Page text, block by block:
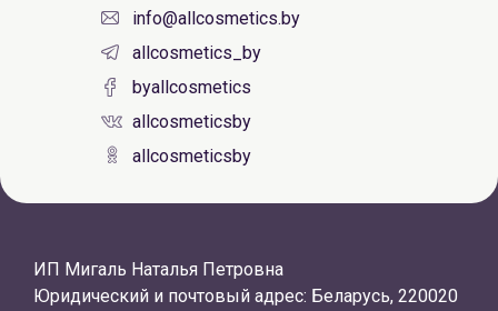
info@allcosmetics.by
allcosmetics_by
byallcosmetics
allcosmeticsby
allcosmeticsby
ИП Мигаль Наталья Петровна
Юридический и почтовый адрес: Беларусь, 220020